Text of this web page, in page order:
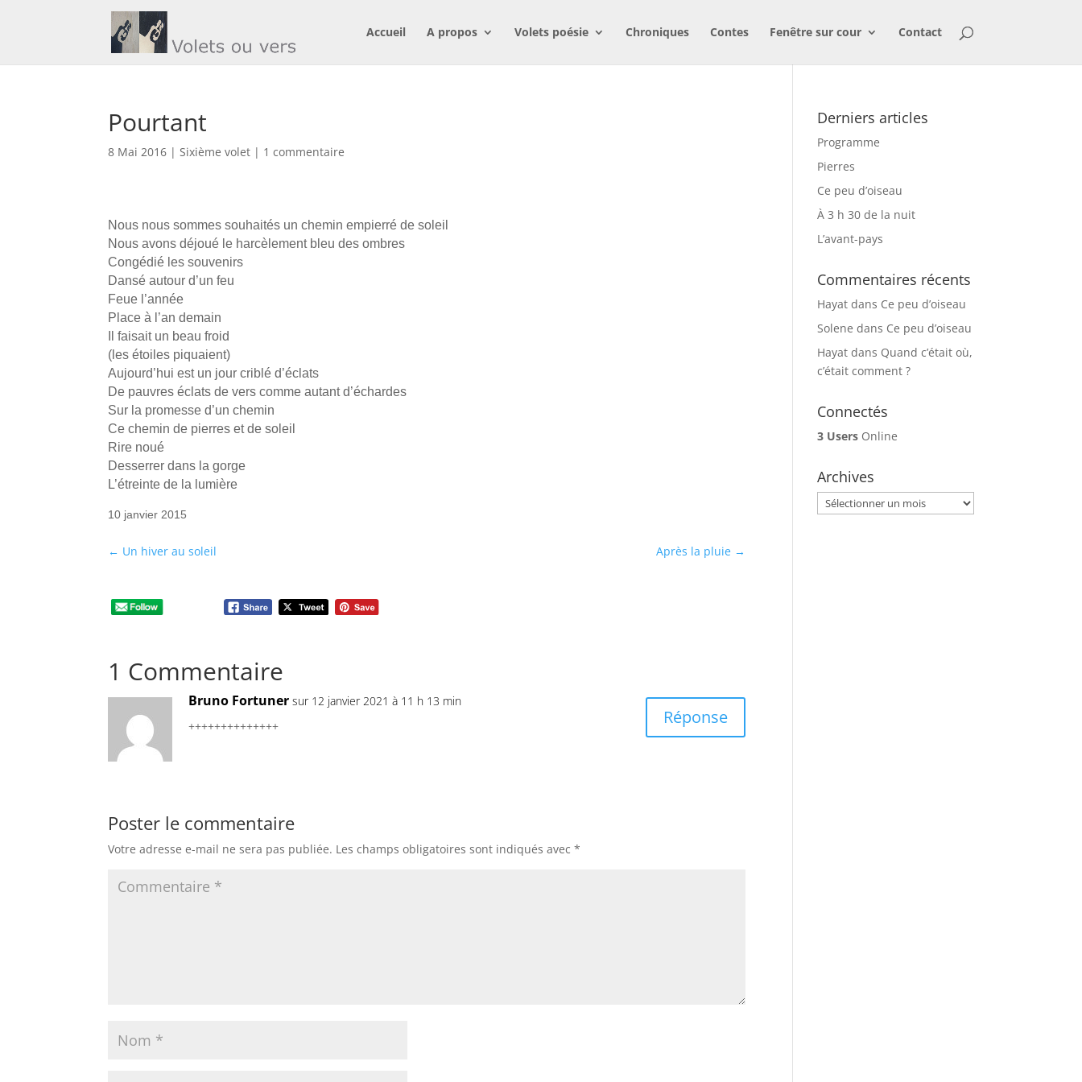
Accueil A propos Volets poésie Chroniques Contes Fenêtre sur cour Contact
Pourtant
8 Mai 2016 |Sixième volet | 1 commentaire
Nous nous sommes souhaités un chemin empierré de soleil
Nous avons déjoué le harcèlement bleu des ombres
Congédié les souvenirs
Dansé autour d’un feu
Feue l’année
Place à l’an demain
Il faisait un beau froid
(les étoiles piquaient)
Aujourd’hui est un jour criblé d’éclats
De pauvres éclats de vers comme autant d’échardes
Sur la promesse d’un chemin
Ce chemin de pierres et de soleil
Rire noué
Desserrer dans la gorge
L’étreinte de la lumière
10 janvier 2015
← Un hiver au soleil Après la pluie →
1 Commentaire
Bruno Fortuner sur 12 janvier 2021 à 11 h 13 min
++++++++++++++
Réponse
Poster le commentaire
Votre adresse e-mail ne sera pas publiée. Les champs obligatoires sont indiqués avec*
Derniers articles
Programme
Pierres
Ce peu d’oiseau
À 3 h 30 de la nuit
L’avant-pays
Commentaires récents
Hayat dans Ce peu d’oiseau
Solene dans Ce peu d’oiseau
Hayat dans Quand c’était où,
c’était comment ?
Connectés
3 Users Online
Archives
Archives